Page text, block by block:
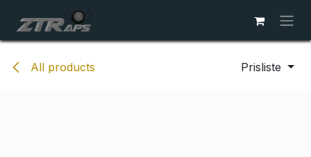
All products Prisliste